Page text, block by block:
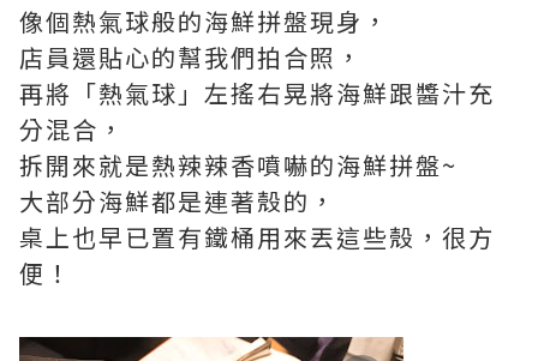
像個熱氣球般的海鮮拼盤現身，
店員還貼心的幫我們拍合照，
再將「熱氣球」左搖右晃將海鮮跟醬汁充
分混合，
拆開來就是熱辣辣香噴嚇的海鮮拼盤~
大部分海鮮都是連著殼的，
桌上也早已置有鐵桶用來丟這些殼，很方
便！